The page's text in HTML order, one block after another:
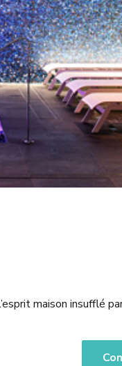
maison insufflé